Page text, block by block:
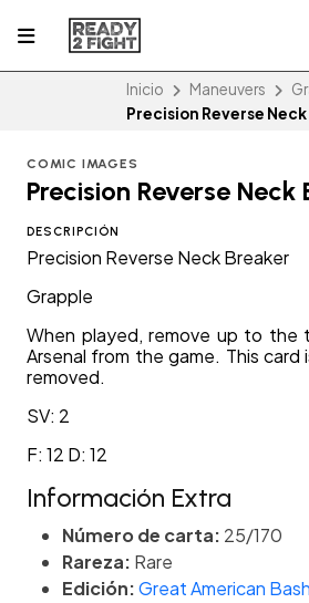
Inicio Maneuvers
Precision Reverse
COMIC IMAGES
Precision Reverse Neck
DESCRIPCIÓN
Precision Reverse Neck Breaker
Grapple
When played, remove up to the
Arsenal from the game. This
removed.
SV: 2
F: 12 D: 12
Información Extra
Número de carta: 25/170
Rareza: Rare
Edición:Great American Bash